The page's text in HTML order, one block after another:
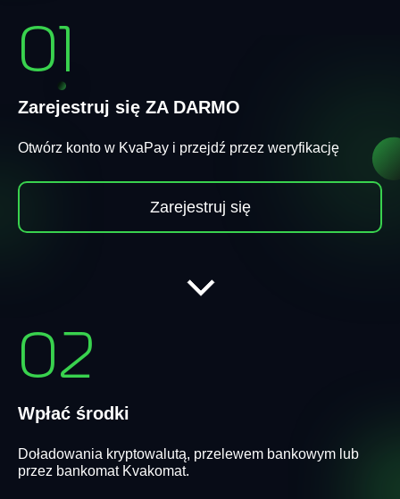
01
Zarejestruj się ZA DARMO
Otwórz konto w KvaPay i przejdź przez weryfikację
Zarejestruj się
02
Wpłać środki
Doładowania kryptowalutą, przelewem bankowym lub
przez bankomat Kvakomat.